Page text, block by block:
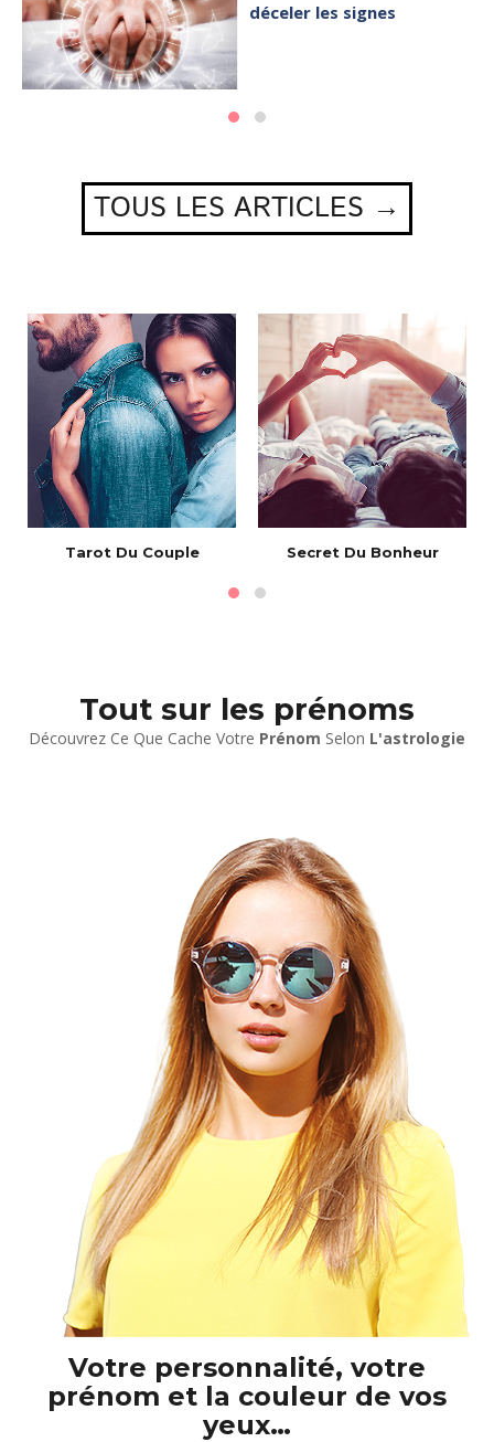
déceler les signes
TOUS LES ARTICLES →
Tarot Du Couple Secret Du Bonheur
Tout sur les prénoms
Découvrez Ce Que Cache Votre Prénom Selon L'astrologie
Votre personnalité, votre
prénom et la couleur de vos
yeux…